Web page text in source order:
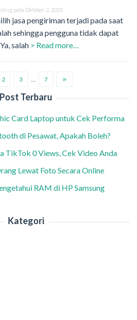
pada Oktober 2, 2023
jasa pengiriman terjadi pada saat
sehingga pengguna tidak dapat
salah > Read more…
2 3 7
Post Terbaru
Card Laptop untuk Cek Performa
di Pesawat, Apakah Boleh?
TikTok 0 Views, Cek Video Anda
Lewat Foto Secara Online
RAM di HP Samsung
Kategori